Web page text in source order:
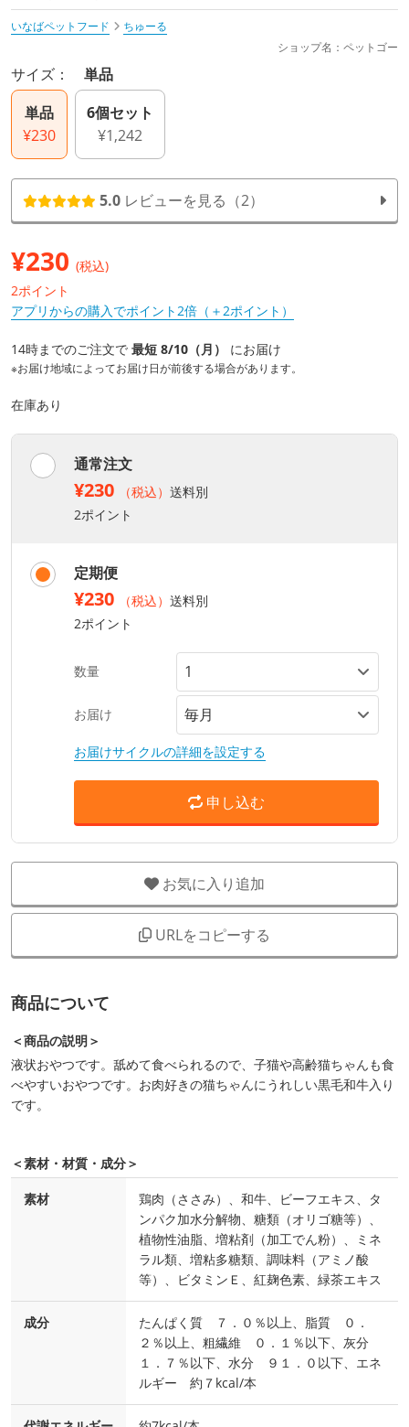
いなばペットフード
ちゅーる
ショップ名：ペットゴー
サイズ： 単品
単品
¥230
6個セット
¥1,242
5.0 レビューを見る（2）
¥230 (税込)
2ポイント
アプリからの購入でポイント2倍（＋2ポイント）
14時までのご注文で 最短 8/10（月） にお届け
※お届け地域によってお届け日が前後する場合があります。
在庫あり
通常注文
¥230 （税込） 送料別
2ポイント
定期便
¥230 （税込） 送料別
2ポイント
数量
お届け
お届けサイクルの詳細を設定する
申し込む
お気に入り追加
URLをコピーする
商品について
＜商品の説明＞
液状おやつです。舐めて食べられるので、子猫や高齢猫ちゃんも食
べやすいおやつです。お肉好きの猫ちゃんにうれしい黒毛和牛入り
です。
＜素材・材質・成分＞
素材
鶏肉（ささみ）、和牛、ビーフエキス、タ
ンパク加水分解物、糖類（オリゴ糖等）、
植物性油脂、増粘剤（加工でん粉）、ミネ
ラル類、増粘多糖類、調味料（アミノ酸
等）、ビタミンＥ、紅麹色素、緑茶エキス
成分
たんぱく質 ７．０％以上、脂質 ０．
２％以上、粗繊維 ０．１％以下、灰分
１．７％以下、水分 ９１．０以下、エネ
ルギー 約７kcal/本